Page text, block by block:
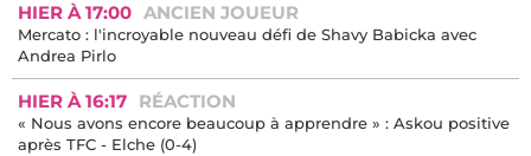
HIER À 17:00 ANCIEN JOUEUR
Mercato : l'incroyable nouveau défi de Shavy Babicka avec
Andrea Pirlo
HIER À 16:17 RÉACTION
« Nous avons encore beaucoup à apprendre » : Askou positive
après TFC - Elche (0-4)